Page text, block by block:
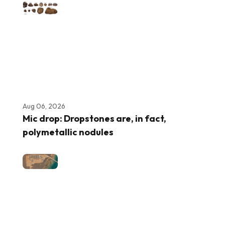
Aug 06, 2026
Mic drop: Dropstones are, in fact,
polymetallic nodules